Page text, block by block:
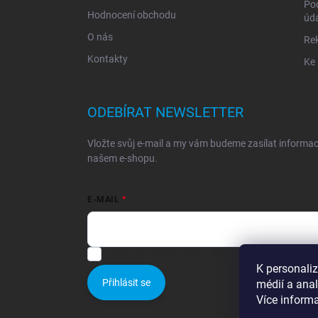
K
médií a
Více
Hodnocení obchodu
O nás
Kontakty
Ke
ODEBÍRAT NEWSLETTER
Vložte svůj e-mail a my vám budeme zasílat
našem e-shopu.
E-MAIL
Přihlásit se